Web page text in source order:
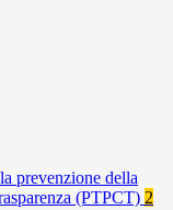
prevenzione della
(PTPCT) 2